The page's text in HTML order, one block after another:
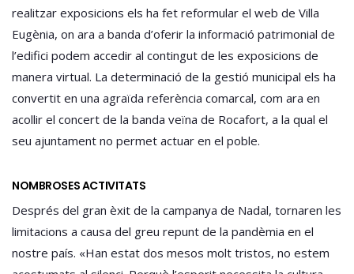
realitzar exposicions els ha fet reformular el web de Villa
Eugènia, on ara a banda d’oferir la informació patrimonial de
l’edifici podem accedir al contingut de les exposicions de
manera virtual. La determinació de la gestió municipal els ha
convertit en una agraïda referència comarcal, com ara en
acollir el concert de la banda veïna de Rocafort, a la qual el
seu ajuntament no permet actuar en el poble.
NOMBROSES ACTIVITATS
Després del gran èxit de la campanya de Nadal, tornaren les
limitacions a causa del greu repunt de la pandèmia en el
nostre país. «Han estat dos mesos molt tristos, no estem